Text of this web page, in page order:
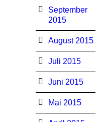
September
2015
August 2015
Juli 2015
Juni 2015
Mai 2015